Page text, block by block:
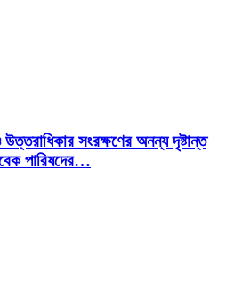
সংরক্ষণের অনন্য দৃষ্টান্ত
পারিষদের…